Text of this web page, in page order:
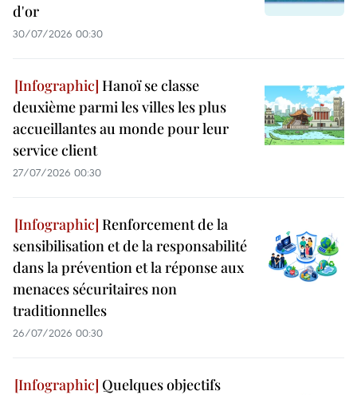
d'or
30/07/2026 00:30
Hanoï se classe
deuxième parmi les villes les plus
accueillantes au monde pour leur
service client
27/07/2026 00:30
Renforcement de la
sensibilisation et de la responsabilité
dans la prévention et la réponse aux
menaces sécuritaires non
traditionnelles
26/07/2026 00:30
Quelques objectifs